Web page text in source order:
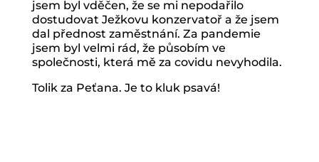
jsem byl vděčen, že se mi nepodařilo
dostudovat Ježkovu konzervatoř a že jsem
dal přednost zaměstnání. Za pandemie
jsem byl velmi rád, že působím ve
společnosti, která mě za covidu nevyhodila.
Tolik za Peťana. Je to kluk psavá!